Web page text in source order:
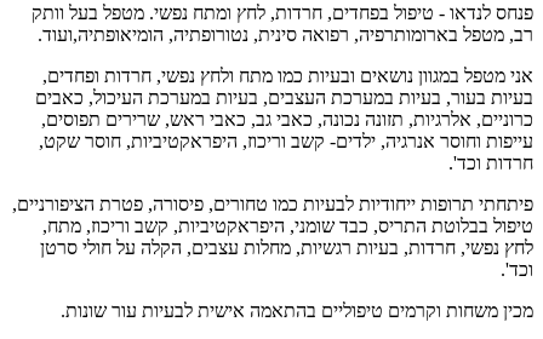
פנחס לנדאו - טיפול בפחדים, חרדות, לחץ ומתח נפשי. מטפל בעל וותק
רב, מטפל בארומותרפיה, רפואה סינית, נטורופתיה, הומיאופתיה,ועוד.
אני מטפל במגוון נושאים ובעיות כמו מתח ולחץ נפשי, חרדות ופחדים,
בעיות בעור, בעיות במערכת העצבים, בעיות במערכת העיכול, כאבים
כרוניים, אלרגיות, תזונה נכונה, כאבי גב, כאבי ראש, שרירים תפוסים,
עייפות וחוסר אנרגיה, ילדים- קשב וריכוז, היפראקטיביות, חוסר שקט,
חרדות וכד'.
פיתחתי תרופות ייחודיות לבעיות כמו טחורים, פיסורה, פטרת הציפורניים,
טיפול בבלוטת התריס, כבד שומני, היפראקטיביות, קשב וריכוז, מתח,
לחץ נפשי, חרדות, בעיות רגשיות, מחלות עצבים, הקלה על חולי סרטן
וכד'.
מכין משחות וקרמים טיפוליים בהתאמה אישית לבעיות עור שונות.